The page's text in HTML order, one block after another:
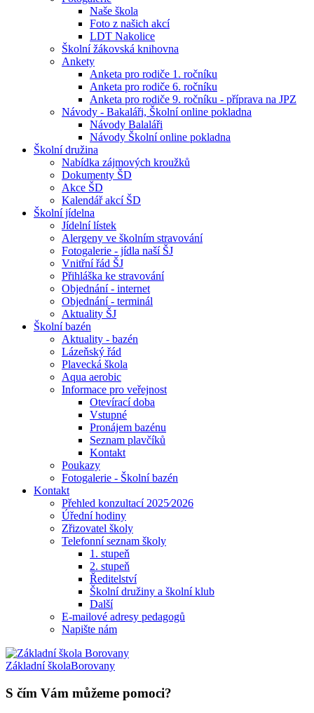
Naše škola
Foto z našich akcí
LDT Nakolice
Školní žákovská knihovna
Ankety
Anketa pro rodiče 1. ročníku
Anketa pro rodiče 6. ročníku
Anketa pro rodiče 9. ročníku - příprava na JPZ
Návody - Bakaláři, Školní online pokladna
Návody Balaláři
Návody Školní online pokladna
Školní družina
Nabídka zájmových kroužků
Dokumenty ŠD
Akce ŠD
Kalendář akcí ŠD
Školní jídelna
Jídelní lístek
Alergeny ve školním stravování
Fotogalerie - jídla naší ŠJ
Vnitřní řád ŠJ
Přihláška ke stravování
Objednání - internet
Objednání - terminál
Aktuality ŠJ
Školní bazén
Aktuality - bazén
Lázeňský řád
Plavecká škola
Aqua aerobic
Informace pro veřejnost
Otevírací doba
Vstupné
Pronájem bazénu
Seznam plavčíků
Kontakt
Poukazy
Fotogalerie - Školní bazén
Kontakt
Přehled konzultací 2025⁄2026
Úřední hodiny
Zřizovatel školy
Telefonní seznam školy
1. stupeň
2. stupeň
Ředitelství
Školní družiny a školní klub
Další
E-mailové adresy pedagogů
Napište nám
Základní školaBorovany
S čím Vám můžeme pomoci?